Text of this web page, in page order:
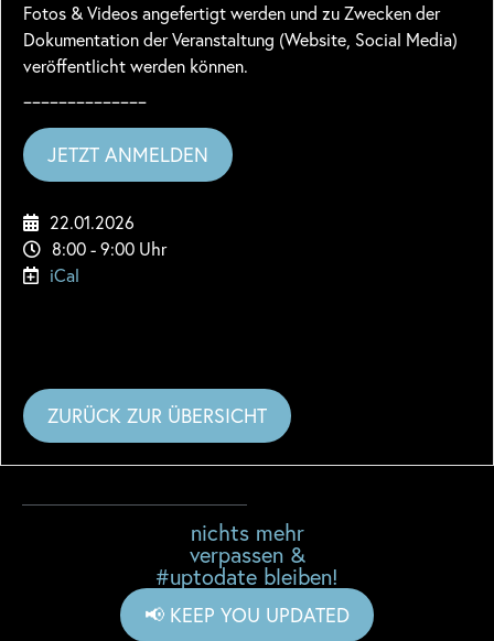
Fotos & Videos angefertigt werden und zu Zwecken der
Dokumentation der Veranstaltung (Website, Social Media)
veröffentlicht werden können.
JETZT ANMELDEN
22.01.2026
8:00 - 9:00 Uhr
iCal
ZURÜCK ZUR ÜBERSICHT
nichts mehr
verpassen &
#uptodate bleiben!
📢 KEEP YOU UPDATED